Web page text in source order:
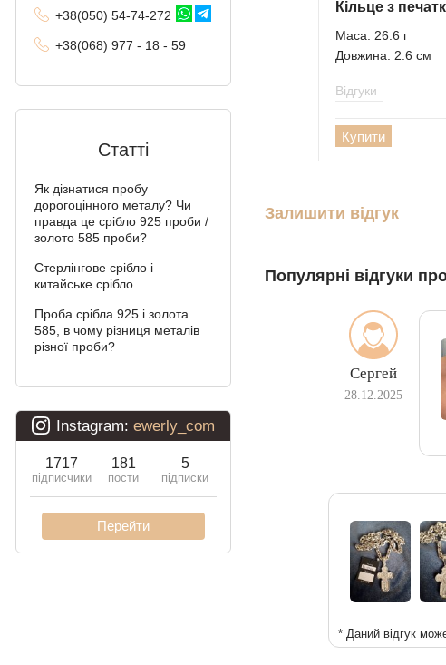
якірне)
Арабський Бісмарк
Давид
Подвійний струмочок
Подвійний рамзес
Десятка (подвійне
панцирное)
Італійка)
Ліхтарі
Молнія
+38(050) 54-74-272
+38(068) 977 - 18 - 59
Статті
Як дізнатися пробу
дорогоцінного металу? Чи
правда це срібло 925 проби /
золото 585 проби?
Стерлінгове срібло і
китайське срібло
Проба срібла 925 і золота
585, в чому різниця металів
різної проби?
Маса: 26.6 г
Довжина: 2.6 см
Відгуки
Купити
Залишити відгук
Популярні відгуки
Сергей
28.12.2025
* Даний відгук